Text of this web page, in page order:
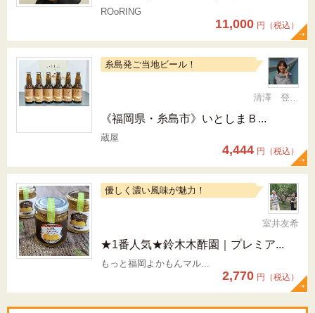
ROoRING
11,000 円（税込）
糸島発ご当地ビール！
清澤 登希子
《福岡県・糸島市》いとしまＢ...
蔵屋
4,444 円（税込）
優しく濃い風味が魅力！
室井友希
★1番人気★鈴木木酢園｜プレミア...
もっと福岡よかもんマル...
2,770 円（税込）